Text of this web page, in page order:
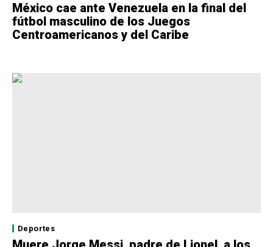
México cae ante Venezuela en la final del
fútbol masculino de los Juegos
Centroamericanos y del Caribe
Deportes